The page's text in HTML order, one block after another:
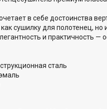
в себе достоинства
сушилку для полотенец,
и практичность —
сталь